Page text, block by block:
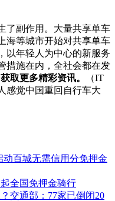
副作用。大量共享单车
海等城市开始对共享单车
以年轻人为中心的新服务
措施在内，全社会都在发
取更多精彩资讯。
（IT
感觉中国重回自行车大
百城无需信用分免押金
全国免押金骑行
交通部：77家已倒闭20